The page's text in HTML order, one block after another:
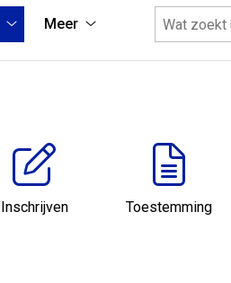
Informatie
submenu
Meer
submenu
Inschrijven Toestemming